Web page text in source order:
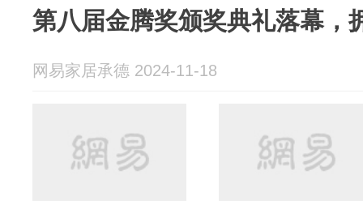
第八届金腾奖颁奖典礼落幕，
网易家居承德 2024-11-18